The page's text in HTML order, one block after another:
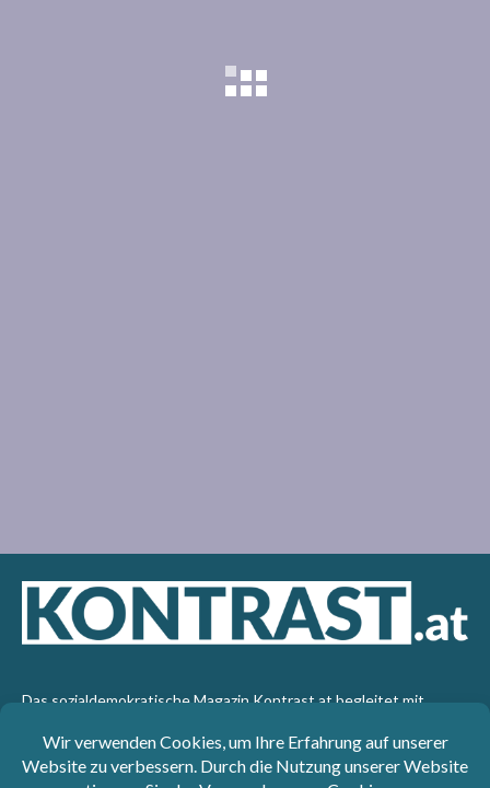
Das sozialdemokratische Magazin Kontrast.at begleitet mit
Gesellschaft, Staat und Wirtschaft von einem progressiven,
emanzipatorischen Standpunkt aus. Kontrast wirft den Blick der